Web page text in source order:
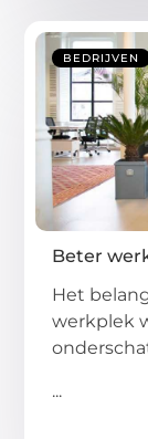
BEDRIJVEN
Beter
Het
werkplek
...